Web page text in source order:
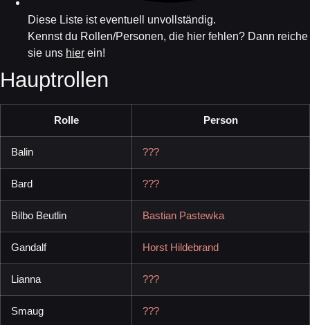
Diese Liste ist eventuell unvollständig.
Kennst du Rollen/Personen, die hier fehlen? Dann reiche
sie uns hier ein!
Hauptrollen
Rolle Person
Balin ???
Bard ???
Bilbo Beutlin Bastian Pastewka
Gandalf Horst Hildebrand
Lianna ???
Smaug ???